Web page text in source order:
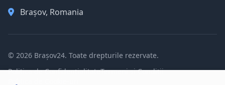
Brașov, Romania
© 2026 Brașov24. Toate drepturile rezervate.
Politica de ConfidențialitateTermeni și Condiții